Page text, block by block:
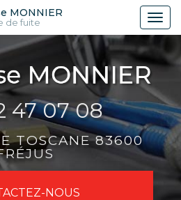
MONNIER
de fuite
47 07 08
TOSCANE 83600
NOUS